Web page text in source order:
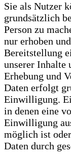
Sie als Nutzer
grundsätzlich
Person zu
nur erhoben
Bereitstellung
unserer Inhalte
Erhebung und
Daten erfolgt
Einwilligung.
in denen eine
Einwilligung
möglich ist
Daten durch